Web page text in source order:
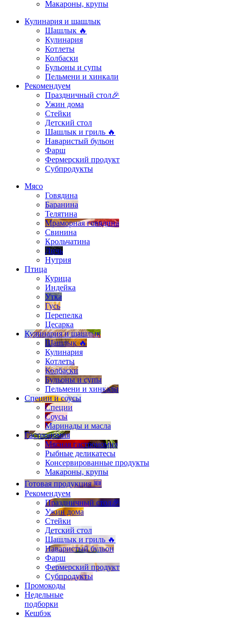
Макароны, крупы
Кулинария и шашлык
Шашлык 🔥
Кулинария
Котлеты
Колбаски
Бульоны и супы
Пельмени и хинкали
Рекомендуем
Праздничный стол🎉
Ужин дома
Стейки
Детский стол
Шашлык и гриль 🔥
Наваристый бульон
Фарш
Фермерский продукт
Субпродукты
Мясо
Говядина
Баранина
Телятина
Мраморная говядина
Свинина
Крольчатина
Дичь
Нутрия
Птица
Курица
Индейка
Утка
Гусь
Перепелка
Цесарка
Кулинария и шашлык
Шашлык 🔥
Кулинария
Котлеты
Колбаски
Бульоны и супы
Пельмени и хинкали
Специи и соусы
Специи
Соусы
Маринады и масла
Гастрономия
Мясная гастрономия
Рыбные деликатесы
Консервированные продукты
Макароны, крупы
Готовая продукция 🆕
Рекомендуем
Праздничный стол🎉
Ужин дома
Стейки
Детский стол
Шашлык и гриль 🔥
Наваристый бульон
Фарш
Фермерский продукт
Субпродукты
Промокоды
Недельные
подборки
Кешбэк